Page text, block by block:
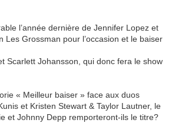
l’année dernière de Jennifer Lopez et
Les Grossman pour l’occasion et le baiser
Scarlett Johansson, qui donc fera le show
« Meilleur baiser » face aux duos
et Kristen Stewart & Taylor Lautner, le
et Johnny Depp remporteront-ils le titre?